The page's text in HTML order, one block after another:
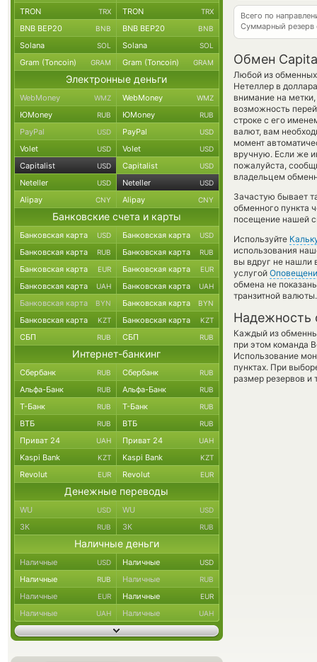
Всего по
Суммарный резерв
Обмен
Любой из обменных
Нетеллер в
внимание на
возможность
строке с его
валют, вам
момент
вручную. Если же
пожалуйста,
владельцем
Зачастую бывает
обменного пункта
посещение нашей
Используйте
использования
вы вдруг не нашли
услугой
обмена не
транзитной валюты.
Надежность
Каждый из
при этом команда
Использование
пунктах. При
размер резервов и
TRON TRX TRON TRX
BNB BEP20 BNB BNB BEP20 BNB
Solana SOL Solana SOL
Gram (Toncoin) GRAM Gram (Toncoin) GRAM
Электронные деньги
WebMoney WMZ WebMoney WMZ
ЮMoney RUB ЮMoney RUB
PayPal USD PayPal USD
Volet USD Volet USD
Capitalist USD Capitalist USD
Neteller USD Neteller USD
Alipay CNY Alipay CNY
Банковские счета и карты
Банковская карта USD Банковская карта USD
Банковская карта RUB Банковская карта RUB
Банковская карта EUR Банковская карта EUR
Банковская карта UAH Банковская карта UAH
Банковская карта BYN Банковская карта BYN
Банковская карта KZT Банковская карта KZT
СБП RUB СБП RUB
Интернет-банкинг
Сбербанк RUB Сбербанк RUB
Альфа-Банк RUB Альфа-Банк RUB
Т-Банк RUB Т-Банк RUB
ВТБ RUB ВТБ RUB
Приват 24 UAH Приват 24 UAH
Kaspi Bank KZT Kaspi Bank KZT
Revolut EUR Revolut EUR
Денежные переводы
WU USD WU USD
ЗК RUB ЗК RUB
Наличные деньги
Наличные USD Наличные USD
Наличные RUB Наличные RUB
Наличные EUR Наличные EUR
Наличные UAH Наличные UAH